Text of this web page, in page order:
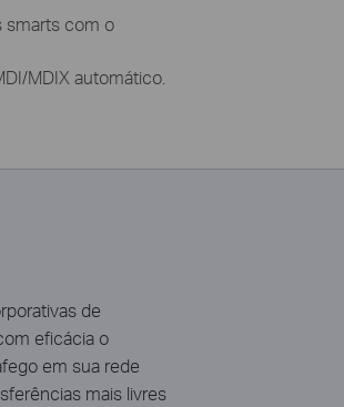
smarts com o
MDIX automático.
de
eficácia o
em sua rede
mais livres